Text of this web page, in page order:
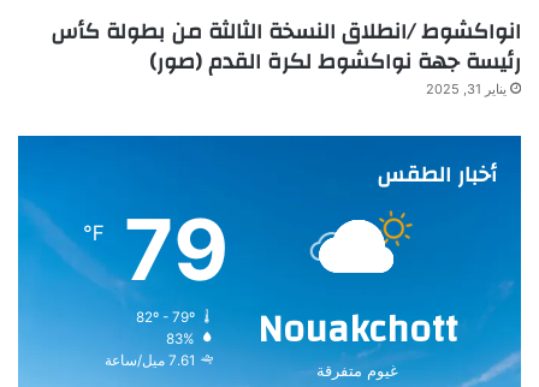
انواكشوط /انطلاق النسخة الثالثة من بطولة كأس
رئيسة جهة نواكشوط لكرة القدم (صور)
يناير 31, 2025
أخبار الطقس
Nouakchott
غيوم متفرقة
79
℉
82º - 79º
83%
7.61 ميل/ساعة